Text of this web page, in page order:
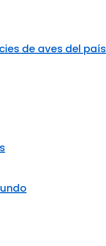
de aves del país